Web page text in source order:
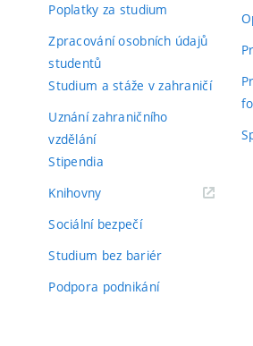
Poplatky za studium
Zpracování osobních údajů
studentů
Studium a stáže v zahraničí
Uznání zahraničního
vzdělání
Stipendia
Knihovny(externí
Sociální bezpečí
Studium bez bariér
Podpora podnikání